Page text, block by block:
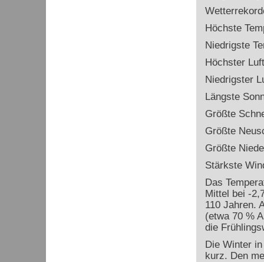
Höchste
Niedrigste
Höchster
Niedrigster
Längste
Größte
Größte
Größte
Stärkste
Das
Mittel bei -
110 Jahren.
(etwa 70 %
die
Die Winter
kurz. Den